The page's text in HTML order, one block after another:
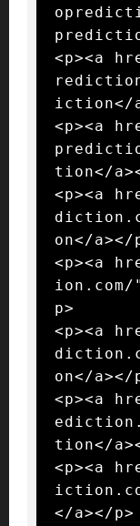
<p><a
iction</
<p><a
tion</
<p><a
on</a></
<p><a
p>
<p><a
on</a></
<p><a
tion</
<p><a
</a></p>